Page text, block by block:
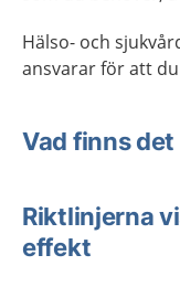
Hälso- och
ansvarar för att
Vad finns
Riktlinjerna
effekt